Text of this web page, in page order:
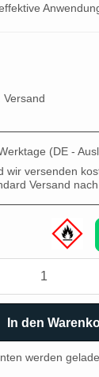
Versand
(DE -
wir versenden
Versand nach
In den
werden